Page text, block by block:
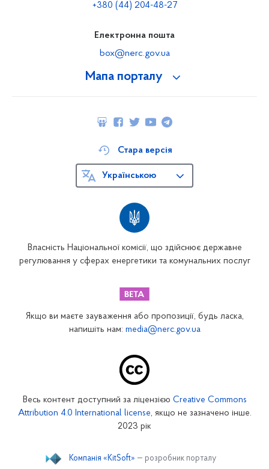
Мапа порталу
+380 (44) 204-48-27
Електронна пошта
box@nerc.gov.ua
Власність Національної комісії, що здійснює державне
регулювання у сферах енергетики та комунальних послуг
Стара версія
Українською
Якщо ви маєте зауваження або пропозиції, будь ласка,
напишіть нам: media@nerc.gov.ua
Весь контент доступний за ліцензією Creative Commons
Attribution 4.0 International license, якщо не зазначено інше.
2023 рік
Компанія «KitSoft» — розробник порталу